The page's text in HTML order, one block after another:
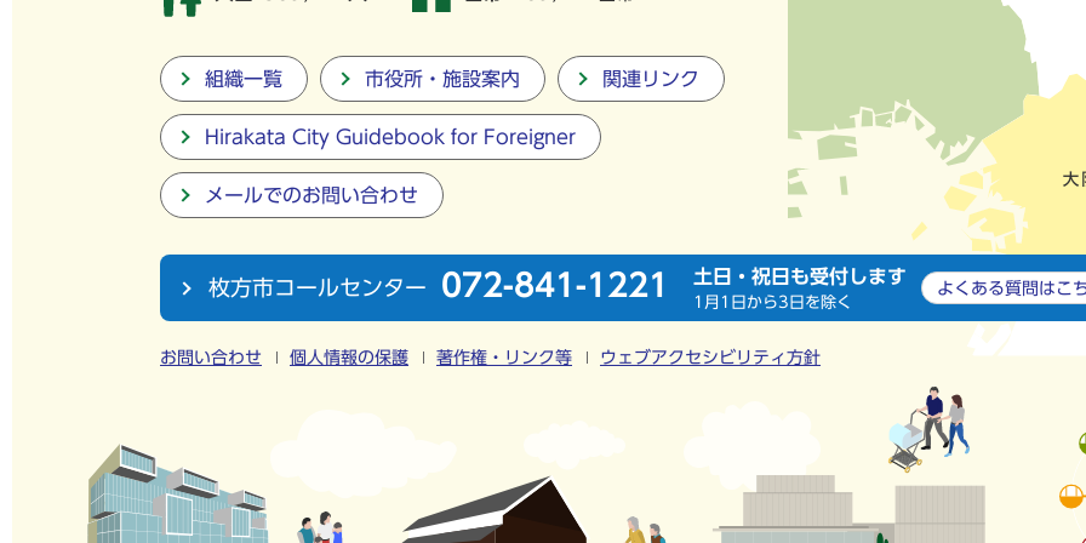
組織一覧 市役所・施設案内 関連リンク
Hirakata City Guidebook for Foreigner
メールでのお問い合わせ
枚方市コールセンター 072-841-1221 土日・祝日も受付します
1月1日から3日を除く
よくある質問は こ
お問い合わせ 個人情報の保護 著作権・リンク等 ウェブアクセシビリティ方針